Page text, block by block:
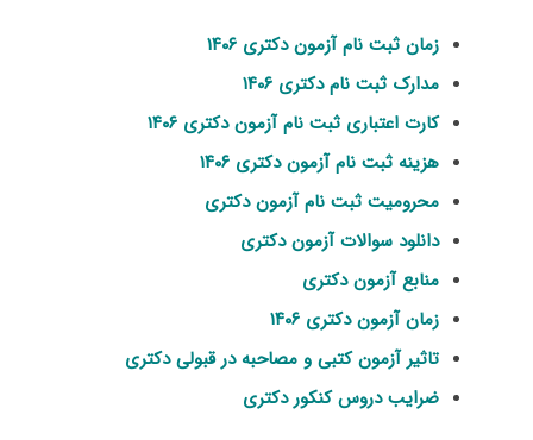
زمان ثبت نام آزمون دکتری ۱۴۰۶
مدارک ثبت نام دکتری ۱۴۰۶
کارت اعتباری ثبت نام آزمون دکتری ۱۴۰۶
هزینه ثبت نام آزمون دکتری ۱۴۰۶
محرومیت ثبت نام آزمون دکتری
دانلود سوالات آزمون دکتری
منابع آزمون دکتری
زمان آزمون دکتری ۱۴۰۶
تاثیر آزمون کتبی و مصاحبه در قبولی دکتری
ضرایب دروس کنکور دکتری